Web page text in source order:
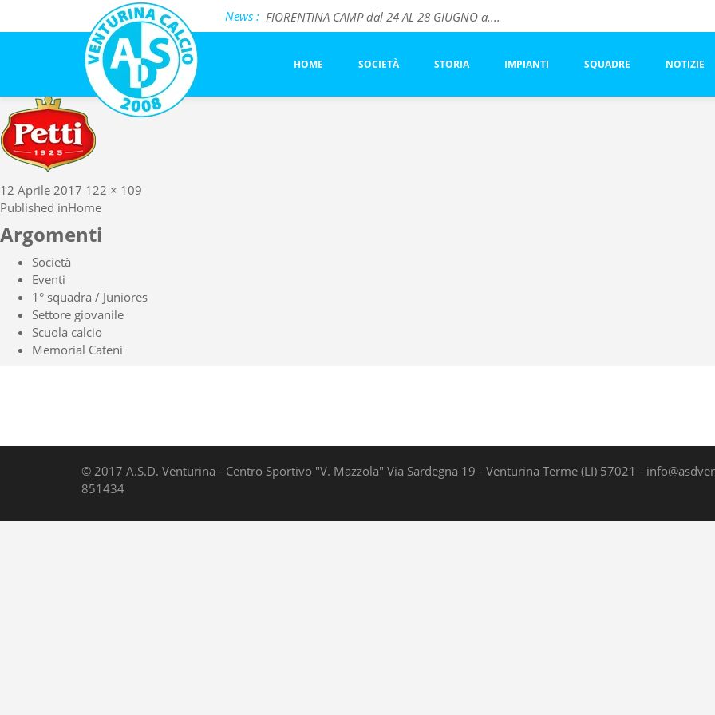
News : FIORENTINA CAMP dal 24 AL 28 GIUGNO a....
Incontro formativo ACF FIORENTINA
HOME SOCIETÀ STORIA IMPIANTI SQUADRE NOTIZIE
illogo_petti
Posted
on
12 Aprile 2017 Full
size
122 × 109
Navigazione
articoli
Published inHome
Argomenti
Società
Eventi
1° squadra / Juniores
Settore giovanile
Scuola calcio
Memorial Cateni
© 2017 A.S.D. Venturina - Centro Sportivo "V. Mazzola" Via Sardegna 19 - Venturina Terme (LI) 57021 -
851434